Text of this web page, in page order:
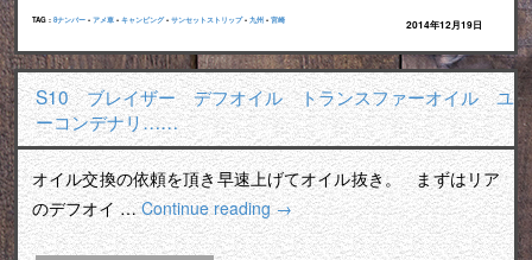
TAG : 8ナンバー • アメ車 • キャンピング• サンセットストリップ• 九州 • 宮崎 2014年12月19日
S10 ブレイザー デフオイル トランスファーオイル ユ
ーコンデナリ……
オイル交換の依頼を頂き早速上げてオイル抜き。 まずはリア
のデフオイ …Continue reading→